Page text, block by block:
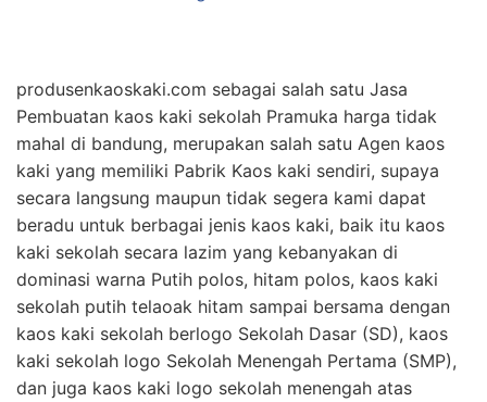
produsenkaoskaki.com sebagai salah satu Jasa
Pembuatan kaos kaki sekolah Pramuka harga tidak
mahal di bandung, merupakan salah satu Agen kaos
kaki yang memiliki Pabrik Kaos kaki sendiri, supaya
secara langsung maupun tidak segera kami dapat
beradu untuk berbagai jenis kaos kaki, baik itu kaos
kaki sekolah secara lazim yang kebanyakan di
dominasi warna Putih polos, hitam polos, kaos kaki
sekolah putih telaoak hitam sampai bersama dengan
kaos kaki sekolah berlogo Sekolah Dasar (SD), kaos
kaki sekolah logo Sekolah Menengah Pertama (SMP),
dan juga kaos kaki logo sekolah menengah atas